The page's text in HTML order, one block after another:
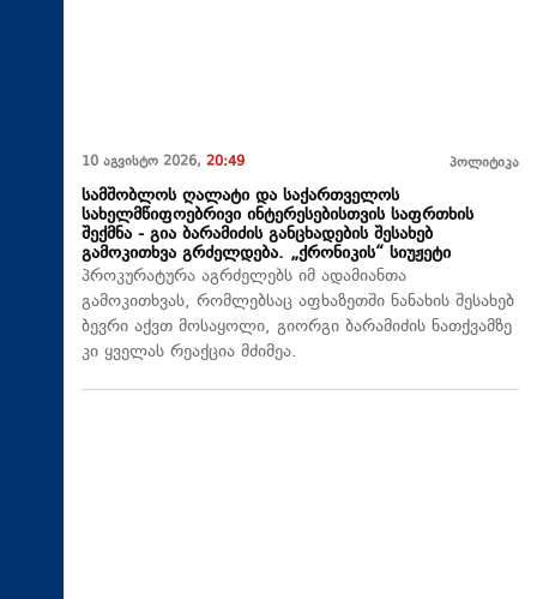
10 აგვისტო 2026, 20:49 პოლიტიკა
სამშობლოს ღალატი და საქართველოს
სახელმწიფოებრივი ინტერესებისთვის საფრთხის
შექმნა - გია ბარამიძის განცხადების შესახებ
გამოკითხვა გრძელდება. „ქრონიკის“ სიუჟეტი
პროკურატურა აგრძელებს იმ ადამიანთა
გამოკითხვას, რომლებსაც აფხაზეთში ნანახის შესახებ
ბევრი აქვთ მოსაყოლი, გიორგი ბარამიძის ნათქვამზე
კი ყველას რეაქცია მძიმეა.